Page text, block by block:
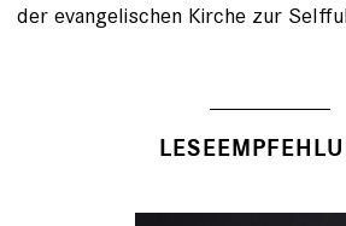
der evangelischen Kirche zur